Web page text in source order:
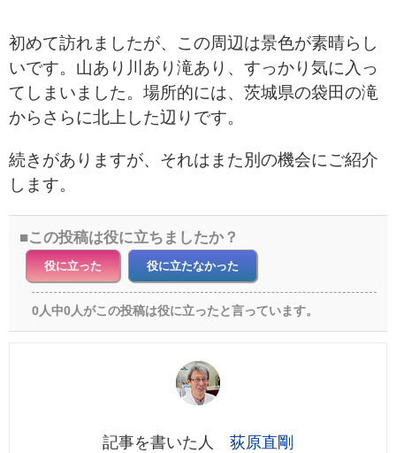
初めて訪れましたが、この周辺は景色が素晴らし
いです。山あり川あり滝あり、すっかり気に入っ
てしまいました。場所的には、茨城県の袋田の滝
からさらに北上した辺りです。
続きがありますが、それはまた別の機会にご紹介
します。
この投稿は役に立ちましたか？
役に立った 役に立たなかった
0人中0人がこの投稿は役に立ったと言っています。
荻原直剛